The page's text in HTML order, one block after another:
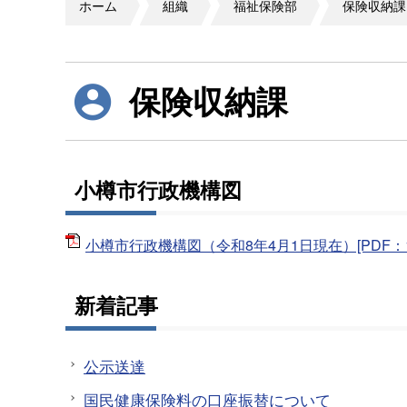
ホーム 組織 福祉保険部 保険収納課
保険収納課
小樽市行政機構図
小樽市行政機構図（令和8年4月1日現在）[PDF
新着記事
公示送達
国民健康保険料の口座振替について